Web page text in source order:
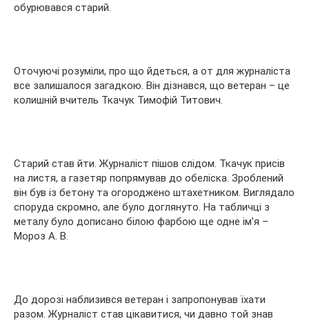
обурювався старий.
Оточуючі розуміли, про що йдеться, а от для журналіста
все залишалося загадкою. Він дізнався, що ветеран – це
колишній вчитель Ткачук Тимофій Титович.
Старий став йти. Журналіст пішов слідом. Ткачук присів
на листя, а газетяр попрямував до обеліска. Зроблений
він був із бетону та огороджено штахетником. Виглядало
споруда скромно, але було доглянуто. На табличці з
металу було дописано білою фарбою ще одне ім’я –
Мороз А. В.
До дорозі наблизився ветеран і запропонував їхати
разом. Журналіст став цікавитися, чи давно той знав